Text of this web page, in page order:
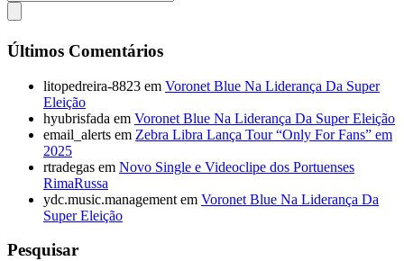
Últimos Comentários
litopedreira-8823 em Voronet Blue Na Liderança Da Super
Eleição
hyubrisfada em Voronet Blue Na Liderança Da Super Eleição
email_alerts em Zebra Libra Lança Tour “Only For Fans” em
2025
rtradegas em Novo Single e Videoclipe dos Portuenses
RimaRussa
ydc.music.management em Voronet Blue Na Liderança Da
Super Eleição
Pesquisar